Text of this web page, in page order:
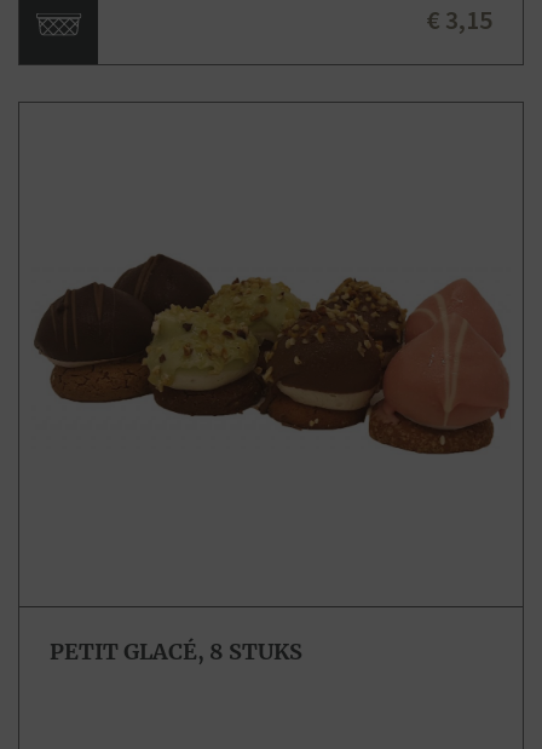
€ 3,15
PETIT GLACÉ, 8 STUKS